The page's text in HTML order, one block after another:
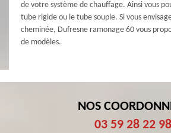
de votre système de chauffage. Ainsi vous
tube rigide ou le tube souple. Si vous
cheminée, Dufresne ramonage 60 vous
de modèles.
NOS
03 59 28 22 98